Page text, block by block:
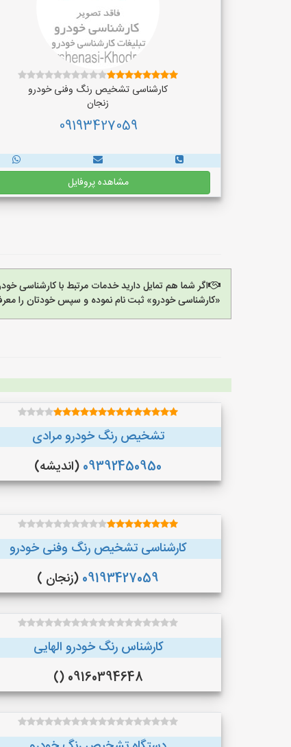
کارشناسی تشخیص رنگ وفنی خودرو
زنجان
09193427059
مشاهده پروفایل
اگر شما هم تمایل دارید خدمات مرتبط با کارشناسی
«کارشناسی خودرو» ثبت نام نموده و سپس خودتان را
تشخیص رنگ خودرو مرادی
09392450950 (اندیشه)
کارشناسی تشخیص رنگ وفنی خودرو
09193427059 (زنجان )
کارشناس رنگ خودرو الهایی
09160394648 ()